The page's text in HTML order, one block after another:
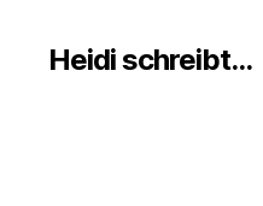
Heidi schreibt...